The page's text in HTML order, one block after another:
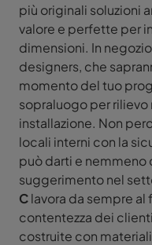
più originali soluzioni
valore e perfette per
dimensioni. In
designers, che
momento del tuo
sopraluogo per rilievo
installazione. Non
locali interni con la
può darti e
suggerimento nel
Clavora da sempre al
contentezza dei
costruite con